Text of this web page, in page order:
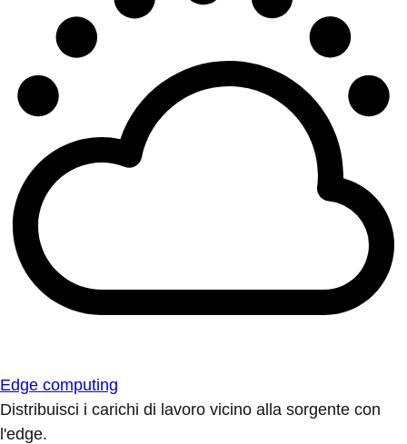
Edge computing
Distribuisci i carichi di lavoro vicino alla sorgente con
l'edge.